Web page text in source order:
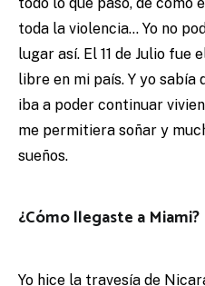
todo lo que pasó, de como
toda la violencia… Yo no
lugar así. El 11 de Julio fue
libre en mi país. Y yo sabía
iba a poder continuar
me permitiera soñar y
sueños.
¿Cómo llegaste a Miami?
Yo hice la travesía de